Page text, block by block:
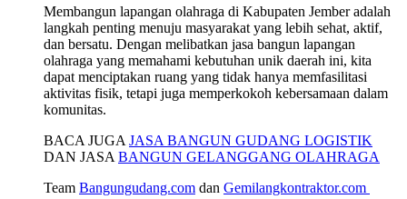
Membangun lapangan olahraga di Kabupaten Jember adalah
langkah penting menuju masyarakat yang lebih sehat, aktif,
dan bersatu. Dengan melibatkan jasa bangun lapangan
olahraga yang memahami kebutuhan unik daerah ini, kita
dapat menciptakan ruang yang tidak hanya memfasilitasi
aktivitas fisik, tetapi juga memperkokoh kebersamaan dalam
komunitas.
BACA JUGA JASA BANGUN GUDANG LOGISTIK
DAN JASA BANGUN GELANGGANG OLAHRAGA
Team Bangungudang.com dan Gemilangkontraktor.com